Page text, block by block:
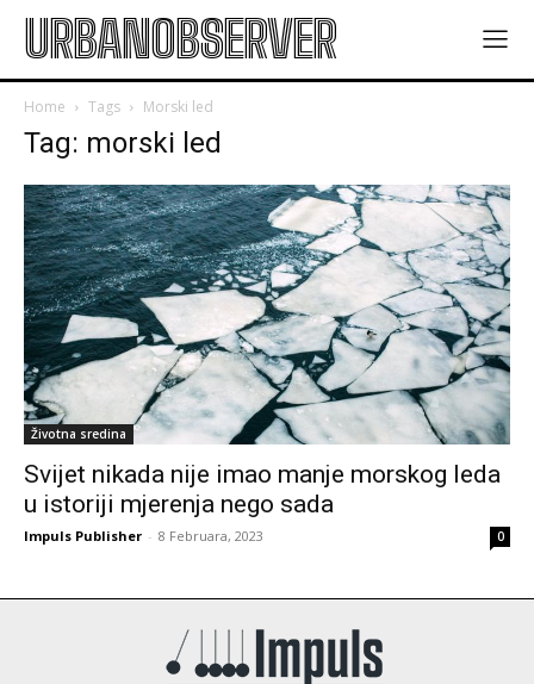
URBANOBSERVER
Home Tags Morski led
Tag: morski led
Životna sredina
Svijet nikada nije imao manje morskog leda
u istoriji mjerenja nego sada
Impuls Publisher - 8 Februara, 2023 0